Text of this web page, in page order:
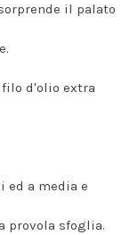
il palato
d'olio extra
ed a media e
provola sfoglia.